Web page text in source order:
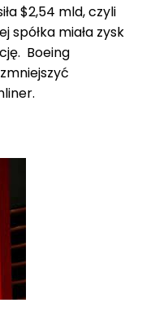
$2,54 mld, czyli
spółka miała zysk
Boeing